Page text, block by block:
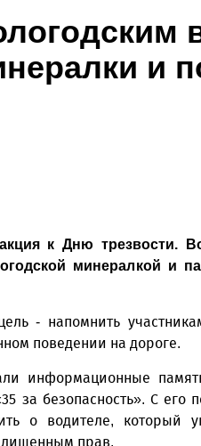
и
к Дню трезвости.
минералкой и
- напомнить
поведении на дороге.
информационные
за безопасность». С
о водителе, который
лишенным прав.